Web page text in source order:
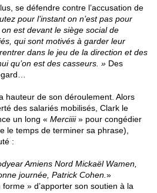
se défendre contre l’accusation de
pour l’instant on n’est pas pour
est devant le siège social de
qui sont motivés à garder leur
dans le jeu de la direction et des
qu’on est des casseurs. » Des
hauteur de son déroulement. Alors
des salariés mobilisés, Clark le
un long « Merciiii» pour congédier
le temps de terminer sa phrase),
:
Amiens Nord Mickaël Wamen,
journée, Patrick Cohen. »
» d’apporter son soutien à la